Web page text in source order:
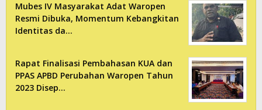
Mubes IV Masyarakat Adat Waropen
Resmi Dibuka, Momentum Kebangkitan
Identitas da…
Rapat Finalisasi Pembahasan KUA dan
PPAS APBD Perubahan Waropen Tahun
2023 Disep…